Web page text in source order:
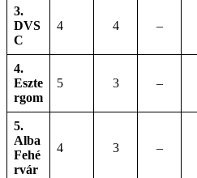
3.
DVS
C
4 4 –
4.
Eszte
rgom
5 3 –
5.
Alba
Fehé
rvár
4 3 –